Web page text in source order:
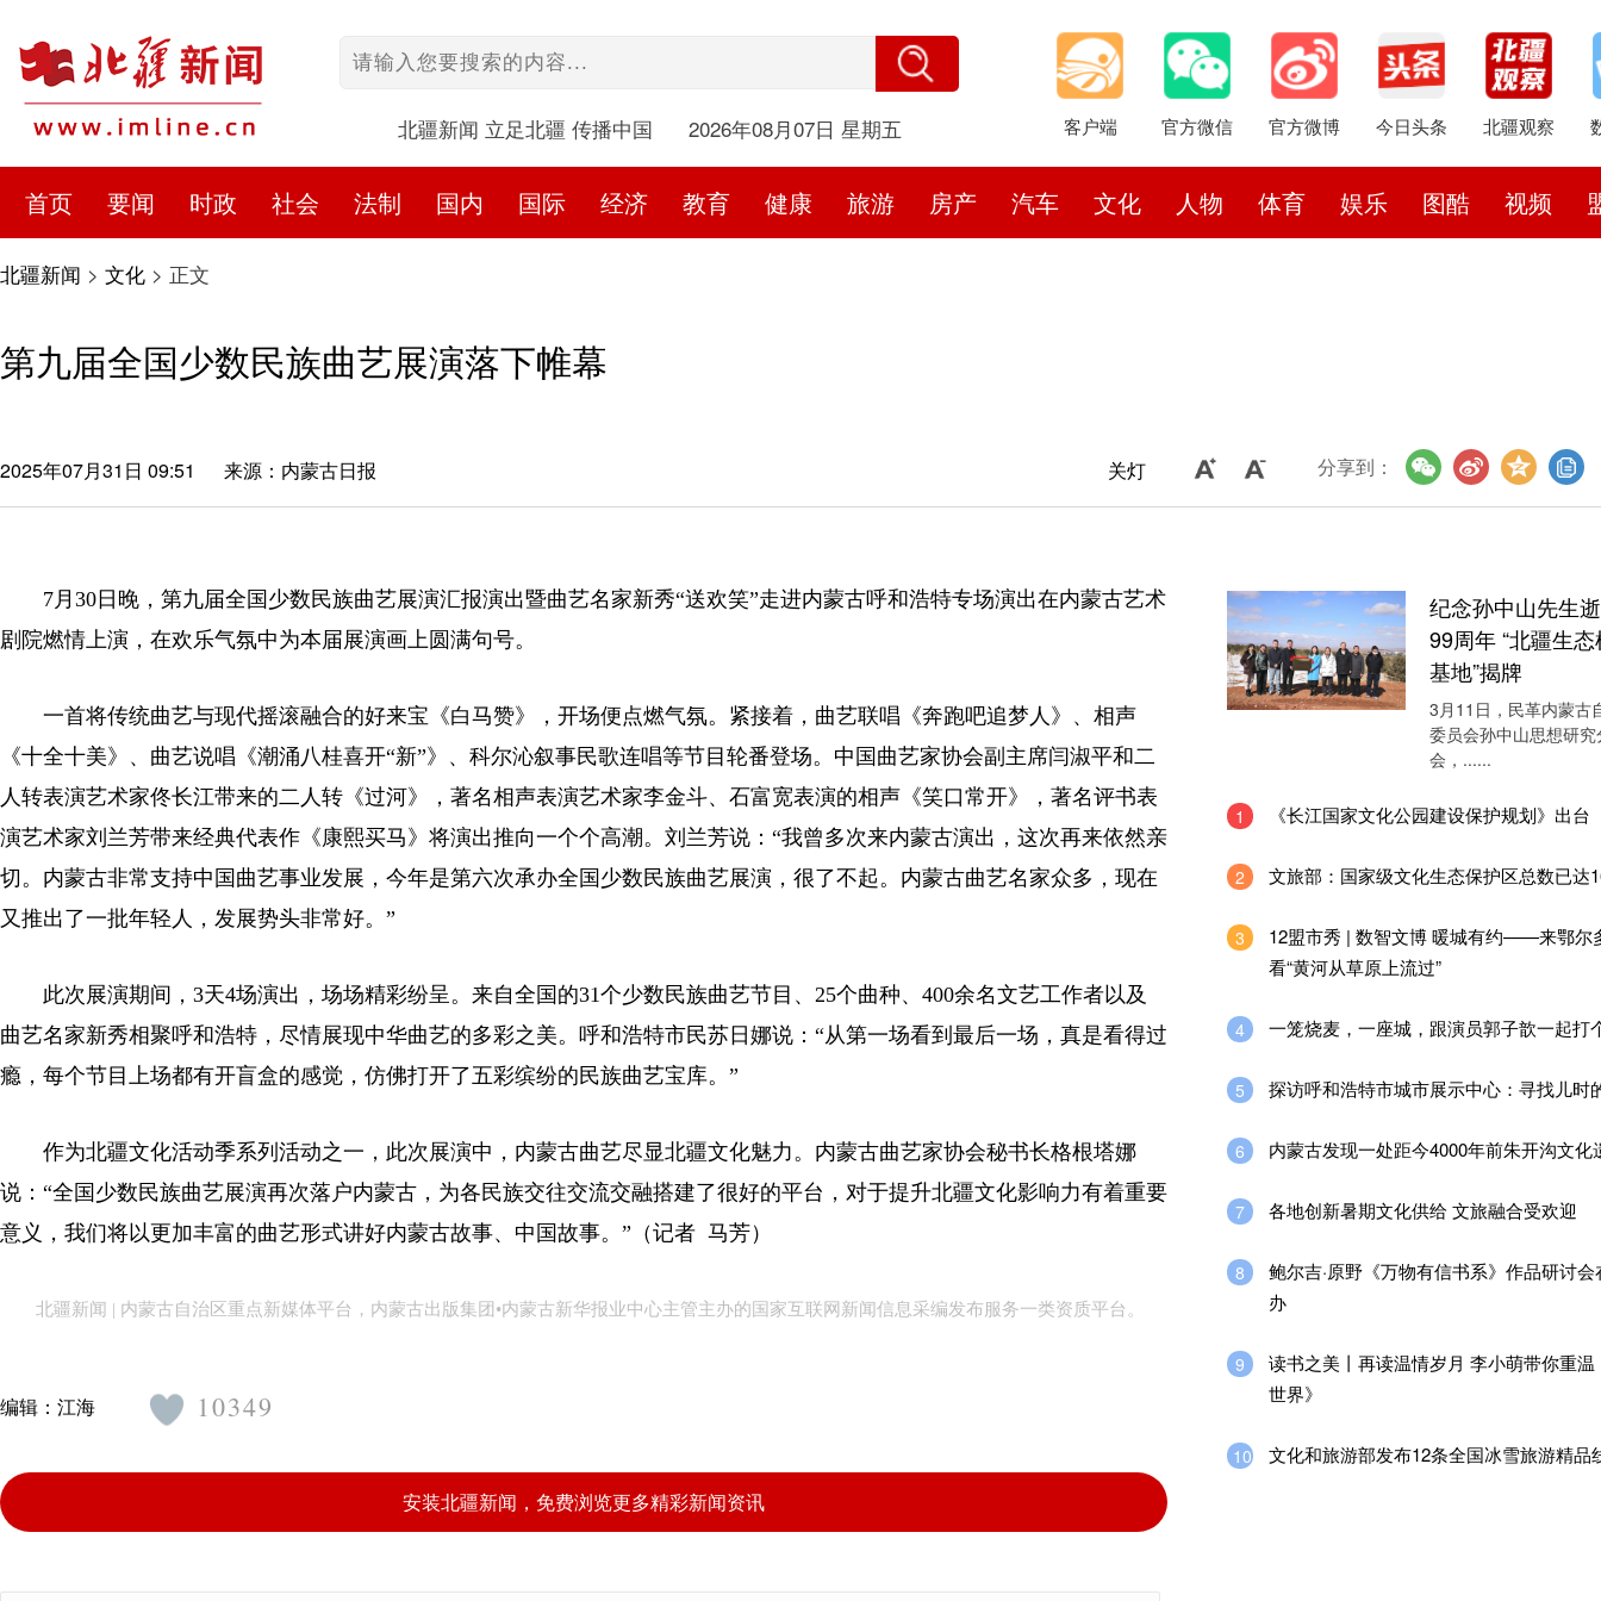
北疆新闻 立足北疆 传播中国 2026年08月07日 星期五 客户端 官方微信 官方微博 今日头条 北疆观察
首页 要闻 时政 社会 法制 国内 国际 经济 教育 健康 旅游 房产 汽车 文化 人物 体育 娱乐 图酷 视频
北疆新闻 > 文化 > 正文
第九届全国少数民族曲艺展演落下帷幕
2025年07月31日 09:51 来源：内蒙古日报 关灯 分享到：
7月30日晚，第九届全国少数民族曲艺展演汇报演出暨曲艺名家新秀“送欢笑”走进内蒙古呼和浩特专场演出在内蒙古艺术
剧院燃情上演，在欢乐气氛中为本届展演画上圆满句号。
一首将传统曲艺与现代摇滚融合的好来宝《白马赞》，开场便点燃气氛。紧接着，曲艺联唱《奔跑吧追梦人》、相声
《十全十美》、曲艺说唱《潮涌八桂喜开“新”》、科尔沁叙事民歌连唱等节目轮番登场。中国曲艺家协会副主席闫淑平和二
人转表演艺术家佟长江带来的二人转《过河》，著名相声表演艺术家李金斗、石富宽表演的相声《笑口常开》，著名评书表
演艺术家刘兰芳带来经典代表作《康熙买马》将演出推向一个个高潮。刘兰芳说：“我曾多次来内蒙古演出，这次再来依然亲
切。内蒙古非常支持中国曲艺事业发展，今年是第六次承办全国少数民族曲艺展演，很了不起。内蒙古曲艺名家众多，现在
又推出了一批年轻人，发展势头非常好。”
此次展演期间，3天4场演出，场场精彩纷呈。来自全国的31个少数民族曲艺节目、25个曲种、400余名文艺工作者以及
曲艺名家新秀相聚呼和浩特，尽情展现中华曲艺的多彩之美。呼和浩特市民苏日娜说：“从第一场看到最后一场，真是看得过
瘾，每个节目上场都有开盲盒的感觉，仿佛打开了五彩缤纷的民族曲艺宝库。”
作为北疆文化活动季系列活动之一，此次展演中，内蒙古曲艺尽显北疆文化魅力。内蒙古曲艺家协会秘书长格根塔娜
说：“全国少数民族曲艺展演再次落户内蒙古，为各民族交往交流交融搭建了很好的平台，对于提升北疆文化影响力有着重要
意义，我们将以更加丰富的曲艺形式讲好内蒙古故事、中国故事。”（记者 马芳）
北疆新闻 | 内蒙古自治区重点新媒体平台，内蒙古出版集团•内蒙古新华报业中心主管主办的国家互联网新闻信息采编发布服务一类资质平台。
编辑： 江海 10349
安装北疆新闻，免费浏览更多精彩新闻资讯
纪念孙中山先生
99周年 “北疆生
基地”揭牌
3月11日，民革内蒙古
委员会孙中山思想研究
会，......
1 《长江国家文化公园建设保护规划》出台
2 文旅部：国家级文化生态保护区总数已达
3
12盟市秀 | 数智文博 暖城有约——来鄂尔
看“黄河从草原上流过”
4 一笼烧麦，一座城，跟演员郭子歆一起打
5 探访呼和浩特市城市展示中心：寻找儿时
6 内蒙古发现一处距今4000年前朱开沟文化
7 各地创新暑期文化供给 文旅融合受欢迎
8
鲍尔吉·原野《万物有信书系》作品研讨
办
9
读书之美丨再读温情岁月 李小萌带你重温
世界》
10 文化和旅游部发布12条全国冰雪旅游精品